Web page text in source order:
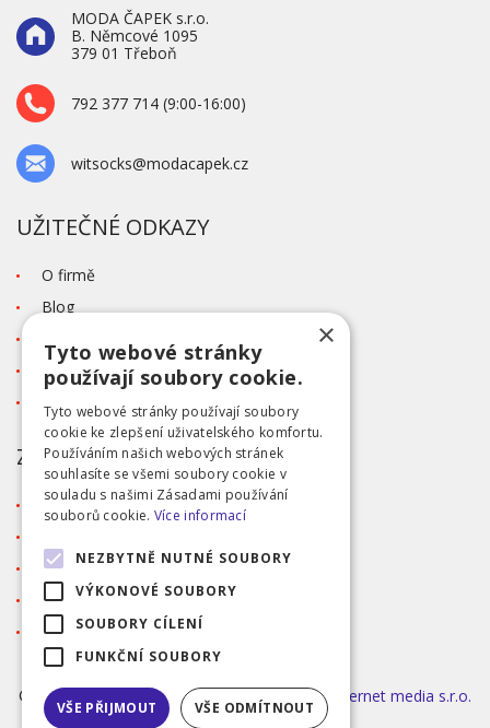
MODA ČAPEK s.r.o.
B. Němcové 1095
379 01 Třeboň
792 377 714 (9:00-16:00)
witsocks@modacapek.cz
UŽITEČNÉ ODKAZY
O firmě
Blog
Tabulka velikostí
Ochrana osobních údajů GDPR
ZÁKAZNICKÝ SERVIS
Obchodní podmínky
Reklamace
Přihlášení
Registrace
©2026 MODA ČAPEK s.r.o. Made by
INIZIO Internet media s.r.o.
|
nastavení cookies
×
Tyto webové stránky
používají soubory cookie.
Tyto webové stránky používají soubory
cookie ke zlepšení uživatelského komfortu.
Používáním našich webových stránek
souhlasíte se všemi soubory cookie v
souladu s našimi Zásadami používání
souborů cookie. Více informací
NEZBYTNĚ NUTNÉ SOUBORY
VÝKONOVÉ SOUBORY
SOUBORY CÍLENÍ
FUNKČNÍ SOUBORY
VŠE PŘIJMOUT VŠE ODMÍTNOUT